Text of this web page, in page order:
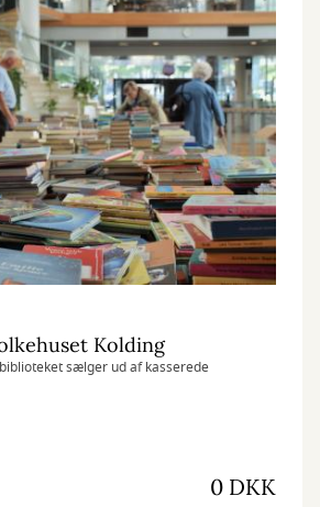
Kolding
sælger ud af kasserede
0 DKK